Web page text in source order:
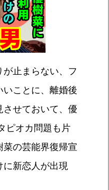
止まらない、フ
いことに、離婚後
させておいて、優
ピオカ問題も片
の芸能界復帰宣
に新恋人が出現